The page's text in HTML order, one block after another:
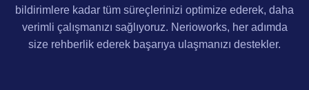
bildirimlere kadar tüm süreçlerinizi optimize ederek, daha
verimli çalışmanızı sağlıyoruz. Nerioworks, her adımda
size rehberlik ederek başarıya ulaşmanızı destekler.